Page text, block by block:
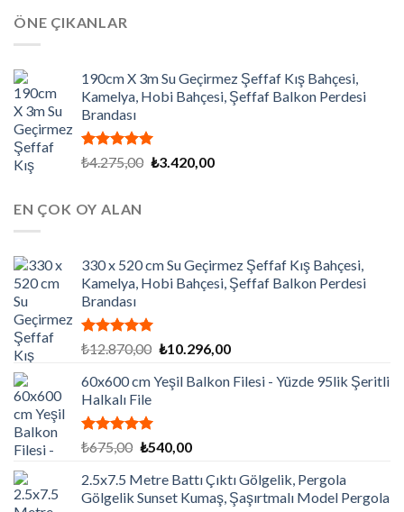
ÖNE ÇIKANLAR
190cm X 3m Su Geçirmez Şeffaf Kış Bahçesi,
Kamelya, Hobi Bahçesi, Şeffaf Balkon Perdesi
Brandası
5 üzerinden
oy
₺4.275,00 Orijinal
₺3.420,00Şu
EN ÇOK OY ALAN
330 x 520 cm Su Geçirmez Şeffaf Kış Bahçesi,
Kamelya, Hobi Bahçesi, Şeffaf Balkon Perdesi
Brandası
5 üzerinden
aldı
₺12.870,00 Orijinal
₺12.870,00.
₺10.296,00Şu
fiyat:
60x600 cm Yeşil Balkon Filesi - Yüzde 95lik Şeritli
Halkalı File
5 üzerinden
oy
aldı
₺675,00 Orijinal
₺675,00.
₺540,00Şu
fiyat:
₺540,00.
2.5x7.5 Metre Battı Çıktı Gölgelik, Pergola
Gölgelik Sunset Kumaş, Şaşırtmalı Model Pergola